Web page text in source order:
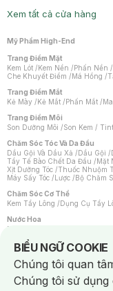
Xem tất cả cửa hàng
Mỹ Phẩm High-End
Trang Điểm Mặt
Kem Lót /Kem Nền /Phấn Nền /
Che Khuyết Điểm /Má Hồng /
Trang Điểm Mắt
Kẻ Mày /Kẻ Mắt /Phấn Mắt /
Trang Điểm Môi
Son Dưỡng Môi /Son Kem / Tint
Chăm Sóc Tóc Và Da Đầu
Dầu Gội Và Dầu Xả /Dầu Gội /
Tẩy Tế Bào Chết Da Đầu /Mặt
Xịt Dưỡng Tóc /Thuốc Nhuộm
Máy Sấy Tóc /Lược /Bộ Chăm
Chăm Sóc Cơ Thể
Kem Tẩy Lông /Dụng Cụ Tẩy
Nước Hoa
Nước Hoa Nữ
Chăm Sóc Cá Nhân
Chống Muỗi /Khẩu Trang /
Sản Phẩm Chăm Sóc Khác /
Hỗ Trợ Trắng Răng/Kem Đánh
Tăm / Chỉ Nha Khoa/ Xịt Thơm
BIỂU NGỮ COOKIE
Notice about cookies
Chúng tôi quan
Chúng tôi sử